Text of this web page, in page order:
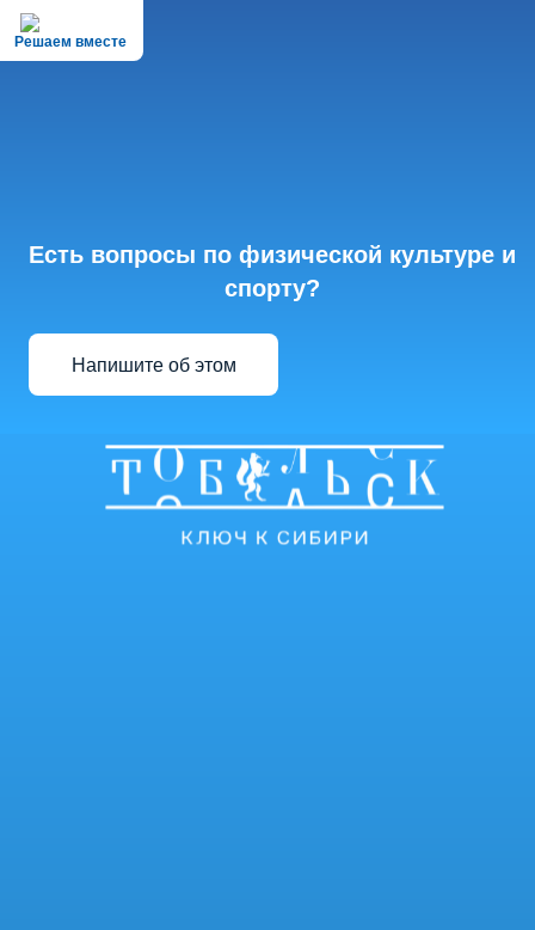
Решаем вместе
Есть вопросы по физической культуре и
спорту?
Напишите об этом